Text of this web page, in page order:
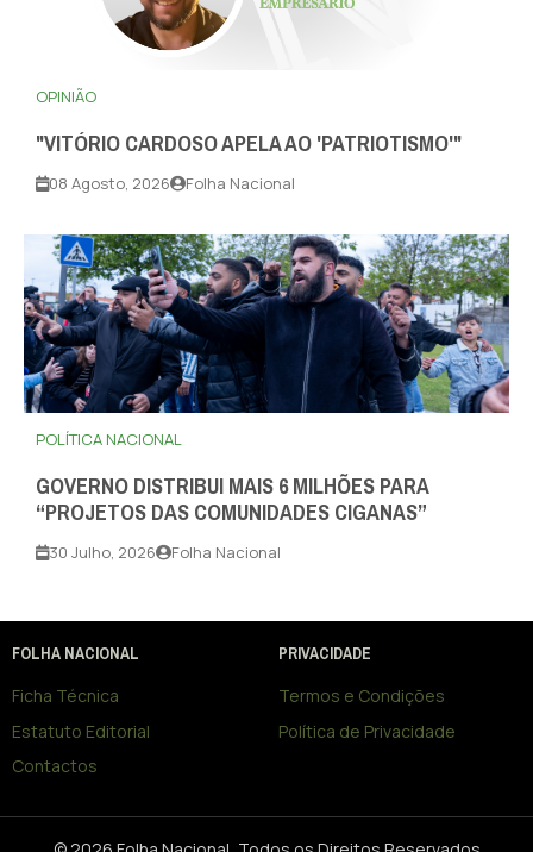
OPINIÃO
"VITÓRIO CARDOSO APELA AO 'PATRIOTISMO'"
08 Agosto, 2026 Folha Nacional
POLÍTICA NACIONAL
GOVERNO DISTRIBUI MAIS 6 MILHÕES PARA
“PROJETOS DAS COMUNIDADES CIGANAS”
30 Julho, 2026 Folha Nacional
FOLHA NACIONAL
Ficha Técnica
Estatuto Editorial
Contactos
PRIVACIDADE
Termos e Condições
Política de Privacidade